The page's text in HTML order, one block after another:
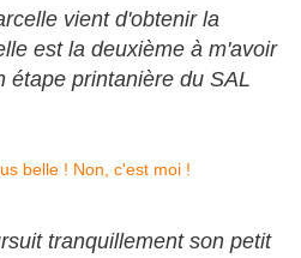
vient d'obtenir la
est la deuxième à m'avoir
étape printanière du SAL
tranquillement son petit